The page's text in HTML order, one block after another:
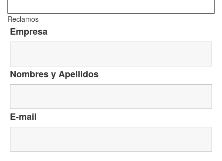
Reclamos
Empresa
Nombres y Apellidos
E-mail